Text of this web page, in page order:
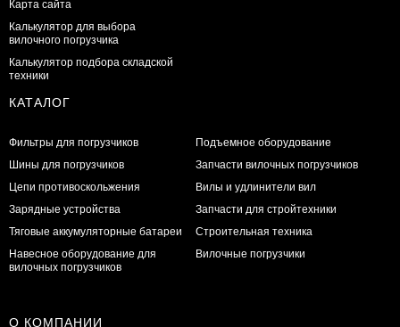
Карта сайта
Калькулятор для выбора
вилочного погрузчика
Калькулятор подбора складской
техники
КАТАЛОГ
Фильтры для погрузчиков
Шины для погрузчиков
Цепи противоскольжения
Зарядные устройства
Тяговые аккумуляторные батареи
Навесное оборудование для
вилочных погрузчиков
Подъемное оборудование
Запчасти вилочных погрузчиков
Вилы и удлинители вил
Запчасти для стройтехники
Строительная техника
Вилочные погрузчики
О КОМПАНИИ